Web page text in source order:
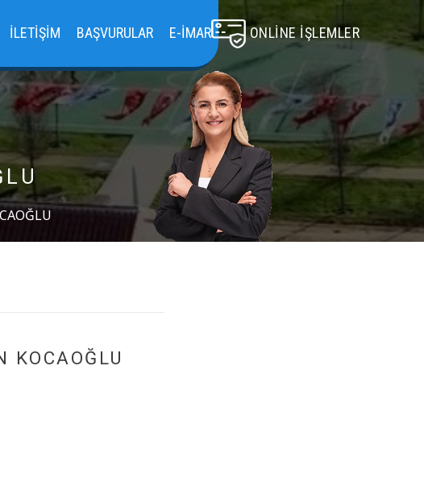
İLETIŞIM BAŞVURULAR E-İMAR ONLINE İŞLEMLER
KOCAOĞLU